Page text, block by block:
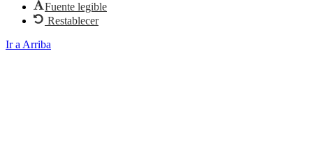
Fuente legible
Restablecer
Ir a Arriba